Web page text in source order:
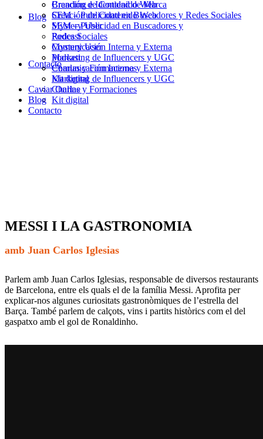
Branding e Identidad de Marca
Creación de Contenido Web
SEM – Publicidad en Buscadores y
Redes Sociales
Mystery User
Podcast
Comunicación Interna y Externa
Marketing de Influencers y UGC
Charlas y Formaciones
Kit digital
Blog
Contacto
Creación de Contenido Web
SEM – Publicidad en Buscadores y Redes Sociales
Mystery User
Podcast
Comunicación Interna y Externa
Marketing de Influencers y UGC
Charlas y Formaciones
Kit digital
Caviar Online
Blog
Contacto
MESSI I LA GASTRONOMIA
amb Juan Carlos Iglesias
Parlem amb Juan Carlos Iglesias, responsable de diversos restaurants
de Barcelona, entre els quals el de la família Messi. Aprofita per
explicar-nos algunes curiositats gastronòmiques de l’estrella del
Barça. També parlem de calçots, vins i partits històrics com el del
gaspatxo amb el gol de Ronaldinho.